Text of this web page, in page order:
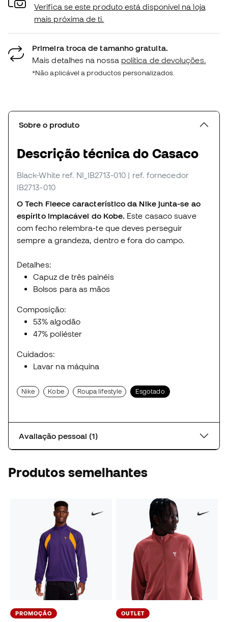
Verifica se este produto está disponível na loja
mais próxima de ti.
Primeira troca de tamanho gratuita.
Mais detalhes na nossa política de devoluções.
*Não aplicável a productos personalizados.
Sobre o produto
Descrição técnica do Casaco
Black-White ref. NI_IB2713-010 | ref. fornecedor
IB2713-010
O Tech Fleece característico da Nike junta-se ao
espírito implacável do Kobe. Este casaco suave
com fecho relembra-te que deves perseguir
sempre a grandeza, dentro e fora do campo.
Detalhes:
Capuz de três painéis
Bolsos para as mãos
Composição:
53% algodão
47% poliéster
Cuidados:
Lavar na máquina
Nike Kobe Roupa lifestyle Esgotado
Avaliação pessoal (1)
Produtos semelhantes
PROMOÇÃO OUTLET